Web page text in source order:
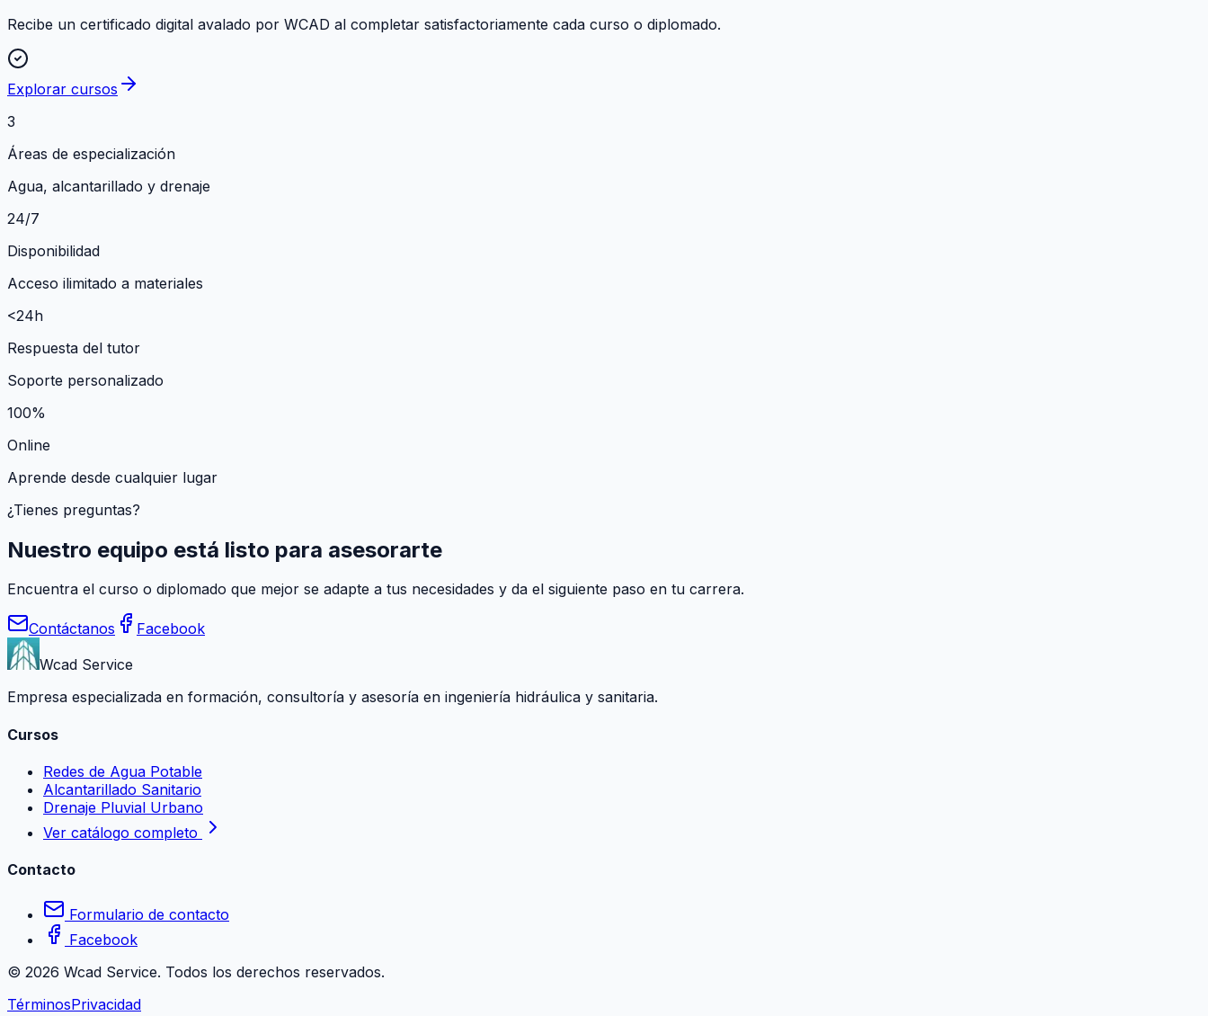
Recibe un certificado digital avalado por WCAD al completar satisfactoriamente cada curso o diplomado.
Explorar cursos
3
Áreas de especialización
Agua, alcantarillado y drenaje
24/7
Disponibilidad
Acceso ilimitado a materiales
<24h
Respuesta del tutor
Soporte personalizado
100%
Online
Aprende desde cualquier lugar
¿Tienes preguntas?
Nuestro equipo está listo para asesorarte
Encuentra el curso o diplomado que mejor se adapte a tus necesidades y da el siguiente paso en tu carrera.
Contáctanos
Facebook
Wcad Service
Empresa especializada en formación, consultoría y asesoría en ingeniería hidráulica y sanitaria.
Cursos
Redes de Agua Potable
Alcantarillado Sanitario
Drenaje Pluvial Urbano
Ver catálogo completo
Contacto
Formulario de contacto
Facebook
© 2026 Wcad Service. Todos los derechos reservados.
TérminosPrivacidad